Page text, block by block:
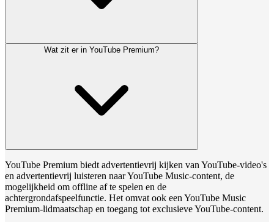
Wat zit er in YouTube Premium?
YouTube Premium biedt advertentievrij kijken van YouTube-video's
en advertentievrij luisteren naar YouTube Music-content, de
mogelijkheid om offline af te spelen en de
achtergrondafspeelfunctie. Het omvat ook een YouTube Music
Premium-lidmaatschap en toegang tot exclusieve YouTube-content.